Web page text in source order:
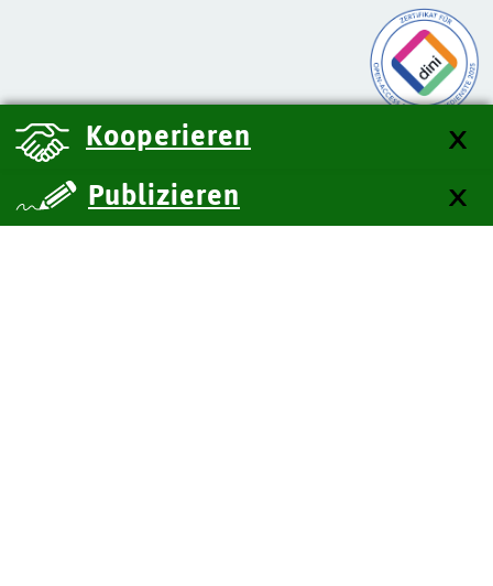
Publizieren
Kooperieren